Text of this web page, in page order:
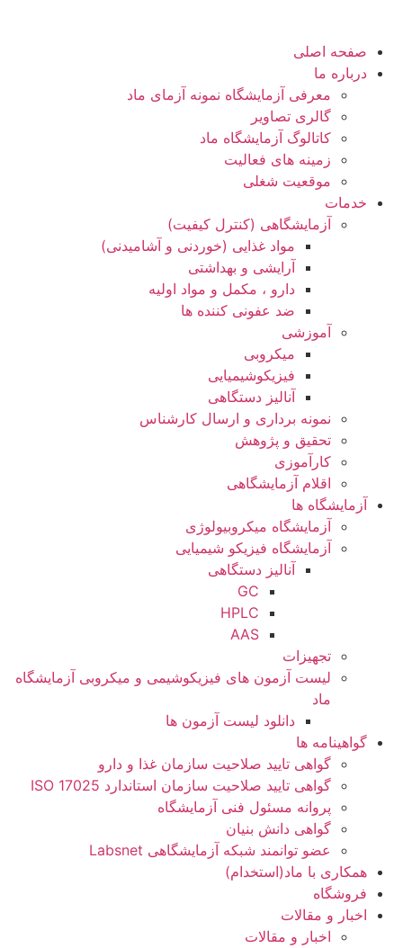
صفحه اصلی
درباره ما
معرفی آزمایشگاه نمونه آزمای ماد
گالری تصاویر
کاتالوگ آزمایشگاه ماد
زمینه های فعالیت
موقعیت شغلی
خدمات
آزمایشگاهی (کنترل کیفیت)
مواد غذایی (خوردنی و آشامیدنی)
آرایشی و بهداشتی
دارو ، مکمل و مواد اولیه
ضد عفونی کننده ها
آموزشی
میکروبی
فیزیکوشیمیایی
آنالیز دستگاهی
نمونه برداری و ارسال کارشناس
تحقیق و پژوهش
کارآموزی
اقلام آزمایشگاهی
آزمایشگاه ها
آزمایشگاه میکروبیولوژی
آزمایشگاه فیزیکو شیمیایی
آنالیز دستگاهی
GC
HPLC
AAS
تجهیزات
لیست آزمون های فیزیکوشیمی و میکروبی آزمایشگاه
ماد
دانلود لیست آزمون ها
گواهینامه ها
گواهی تایید صلاحیت سازمان غذا و دارو
گواهی تایید صلاحیت سازمان استاندارد ISO 17025
پروانه مسئول فنی آزمایشگاه
گواهی دانش بنیان
عضو توانمند شبکه آزمایشگاهی Labsnet
همکاری با ماد(استخدام)
فروشگاه
اخبار و مقالات
اخبار و مقالات